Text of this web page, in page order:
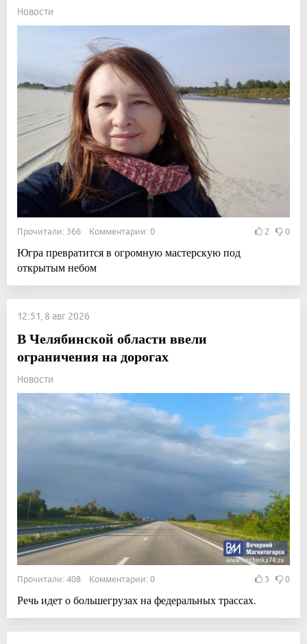
Новости
Прочитали: 366 Комментарии: 0 2 0
Югра превратится в огромную мастерскую под
открытым небом
12:51, 8 авг 2026
В Челябинской области ввели
ограничения на дорогах
Новости
Прочитали: 408 Комментарии: 0 3 0
Речь идет о большегрузах на федеральных трассах.